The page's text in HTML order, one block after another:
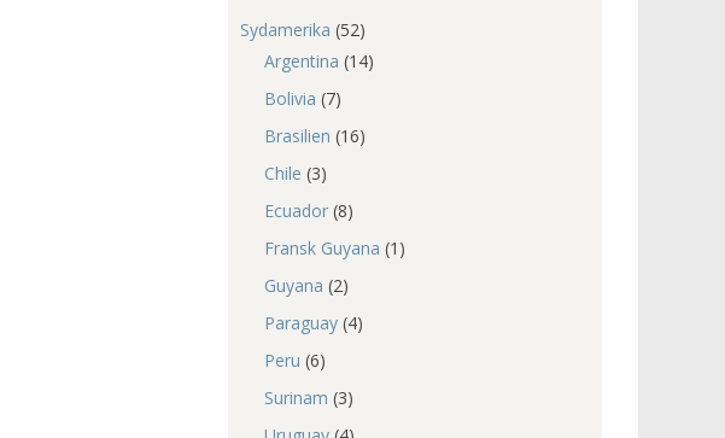
Sydamerika (52)
Argentina (14)
Bolivia (7)
Brasilien (16)
Chile (3)
Ecuador (8)
Fransk Guyana (1)
Guyana (2)
Paraguay (4)
Peru (6)
Surinam (3)